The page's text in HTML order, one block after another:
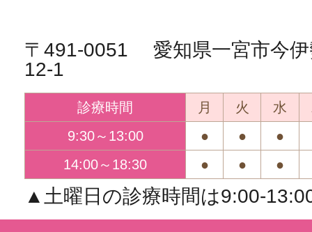
〒491-0051 愛知県一宮市今伊
12-1
診療時間 月 火 水
9:30～13:00
● ●
●
14:00～18:30
● ● ●
▲土曜日の診療時間は9:00-